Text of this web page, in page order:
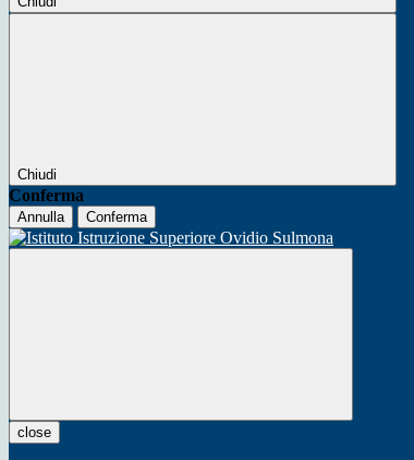
Chiudi
Conferma
Annulla Conferma
close